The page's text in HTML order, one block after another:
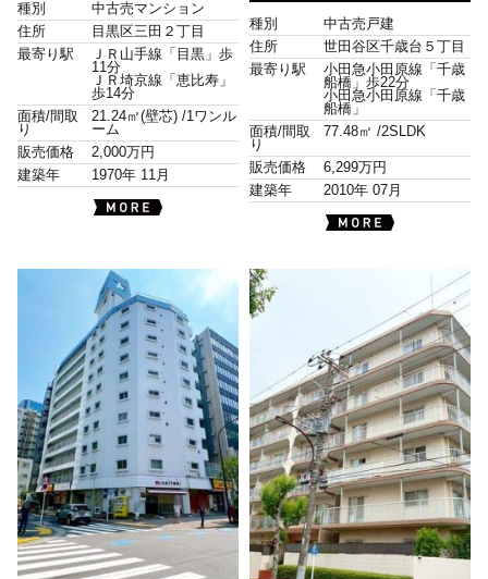
種別
中古売マンション
住所
目黒区三田２丁目
最寄り駅
ＪＲ山手線「目黒」歩
11分
ＪＲ埼京線「恵比寿」
歩14分
面積/間取
り
21.24㎡(壁芯) /1ワンル
ーム
販売価格
2,000万円
建築年
1970年 11月
種別
中古売戸建
住所
世田谷区千歳台５丁目
最寄り駅
小田急小田原線「千歳
船橋」歩22分
小田急小田原線「千歳
船橋」
面積/間取
り
77.48㎡ /2SLDK
販売価格
6,299万円
建築年
2010年 07月